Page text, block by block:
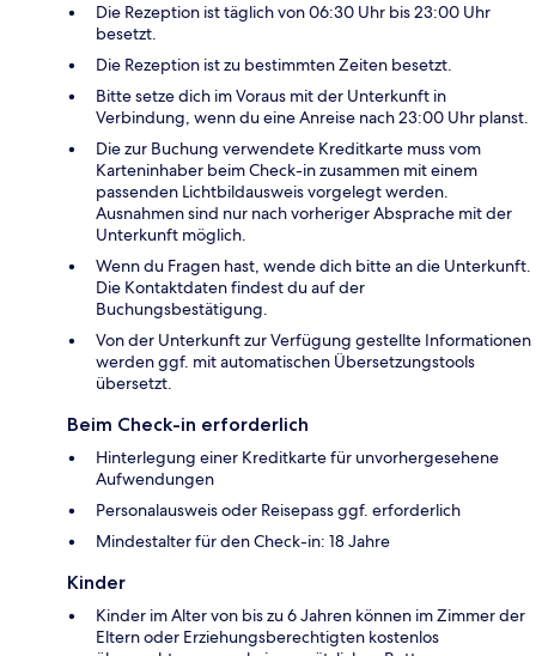
Die Rezeption ist täglich von 06:30 Uhr bis 23:00 Uhr
besetzt.
Die Rezeption ist zu bestimmten Zeiten besetzt.
Bitte setze dich im Voraus mit der Unterkunft in
Verbindung, wenn du eine Anreise nach 23:00 Uhr planst.
Die zur Buchung verwendete Kreditkarte muss vom
Karteninhaber beim Check-in zusammen mit einem
passenden Lichtbildausweis vorgelegt werden.
Ausnahmen sind nur nach vorheriger Absprache mit der
Unterkunft möglich.
Wenn du Fragen hast, wende dich bitte an die Unterkunft.
Die Kontaktdaten findest du auf der
Buchungsbestätigung.
Von der Unterkunft zur Verfügung gestellte Informationen
werden ggf. mit automatischen Übersetzungstools
übersetzt.
Beim Check-in erforderlich
Hinterlegung einer Kreditkarte für unvorhergesehene
Aufwendungen
Personalausweis oder Reisepass ggf. erforderlich
Mindestalter für den Check-in: 18 Jahre
Kinder
Kinder im Alter von bis zu 6 Jahren können im Zimmer der
Eltern oder Erziehungsberechtigten kostenlos